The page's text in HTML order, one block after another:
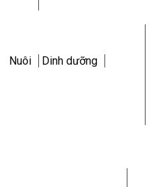
Nuôi Dinh dưỡng